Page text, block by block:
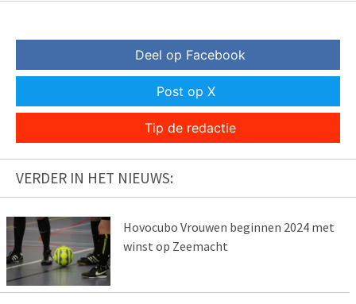
Deel op Facebook
Post op X
Tip de redactie
VERDER IN HET NIEUWS:
Hovocubo Vrouwen beginnen 2024 met
winst op Zeemacht